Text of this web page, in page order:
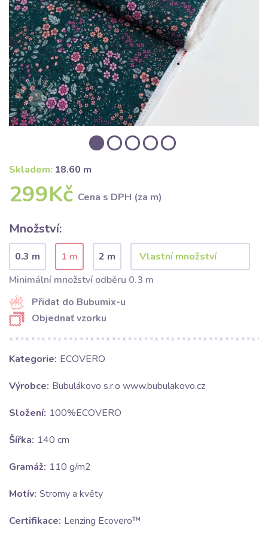
Skladem: 18.60 m
299Kč Cena s DPH (za m)
Množství:
0.3 m 1 m
2 m
Minimální množství odběru 0.3 m
Přidat do Bubumix-u
Objednať vzorku
Kategorie: ECOVERO
Výrobce: Bubulákovo s.r.o www.bubulakovo.cz
Složení: 100%ECOVERO
Šířka: 140 cm
Gramáž: 110 g/m2
Motív: Stromy a květy
Certifikace: Lenzing Ecovero™